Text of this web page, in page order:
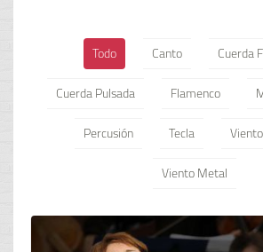
Todo Canto
Cuerda
Cuerda Pulsada
Flamenco
Percusión
Tecla
Viento Metal